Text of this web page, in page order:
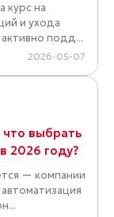
курс на
и ухода
подд...
2026-05-07
выбрать
2026 году?
— компании